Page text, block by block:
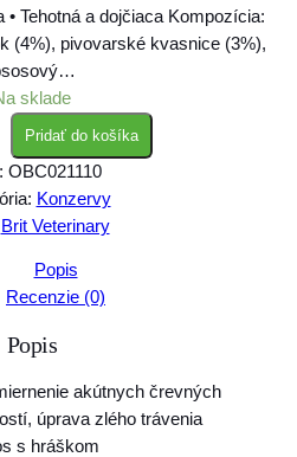
• Tehotná a dojčiaca Kompozícia:
(4%), pivovarské kvasnice (3%),
sklade
Pridať do košíka
OBC021110
Konzervy
Brit Veterinary
Popis
Recenzie (0)
Popis
akútnych črevných
úprava zlého trávenia
s hráškom